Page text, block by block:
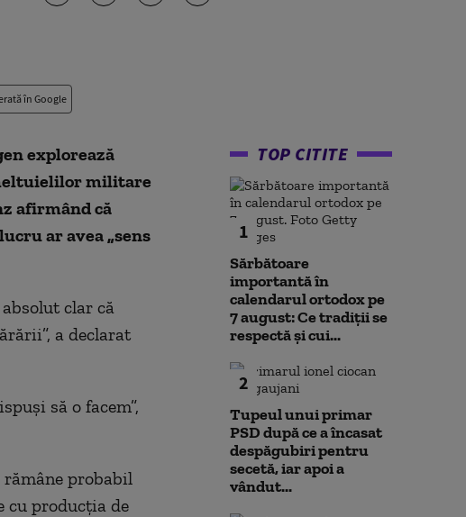
în Google
explorează
militare
afirmând că
ar avea „sens
clar că
a declarat
să o facem”,
rămâne probabil
cu producția de
TOP CITITE
1
Sărbătoare
importantă în
calendarul ortodox pe
7 august: Ce tradiții se
respectă și cui...
2
Tupeul unui primar
PSD după ce a încasat
despăgubiri pentru
secetă, iar apoi a
vândut...